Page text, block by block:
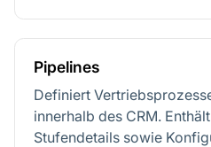
Pipelines
Definiert
innerhalb des CRM.
Stufendetails sowie